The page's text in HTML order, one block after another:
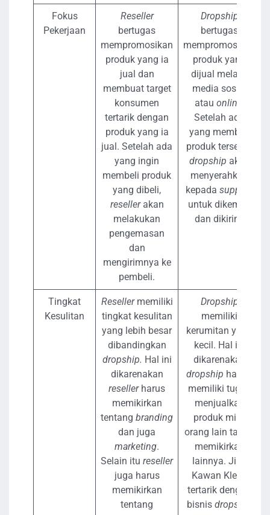
Fokus
Pekerjaan
Reseller
bertugas
mempromosikan
produk yang ia
jual dan
membuat target
konsumen
tertarik dengan
produk yang ia
jual. Setelah ada
yang ingin
membeli produk
yang dibeli,
reseller akan
melakukan
pengemasan
dan
mengirimnya ke
pembeli.
Dropship
bertugas
mempromosikan
produk yang
dijual melalui
media sosial
atau online
Setelah ada
yang membeli
produk tersebut
dropship akan
menyerahkan
kepada supplier
untuk dikemas
dan dikirim.
Tingkat
Kesulitan
Resellermemiliki
tingkat kesulitan
yang lebih besar
dibandingkan
dropship. Hal ini
dikarenakan
reseller harus
memikirkan
tentang branding
dan juga
marketing.
Selain itu reseller
juga harus
memikirkan
tentang
Dropship
memiliki
kerumitan yang
kecil. Hal ini
dikarenakan
dropship hanya
memiliki tugas
menjualkan
produk milik
orang lain tanpa
memikirkan
lainnya. Jika
Kawan Kledo
tertarik dengan
bisnis dropship